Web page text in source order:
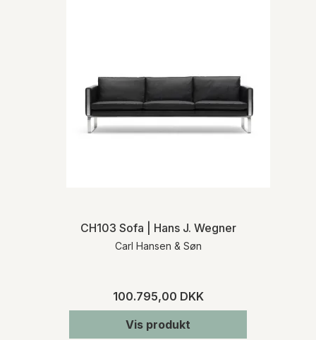
CH103 Sofa | Hans J. Wegner
Carl Hansen & Søn
100.795,00 DKK
Vis produkt